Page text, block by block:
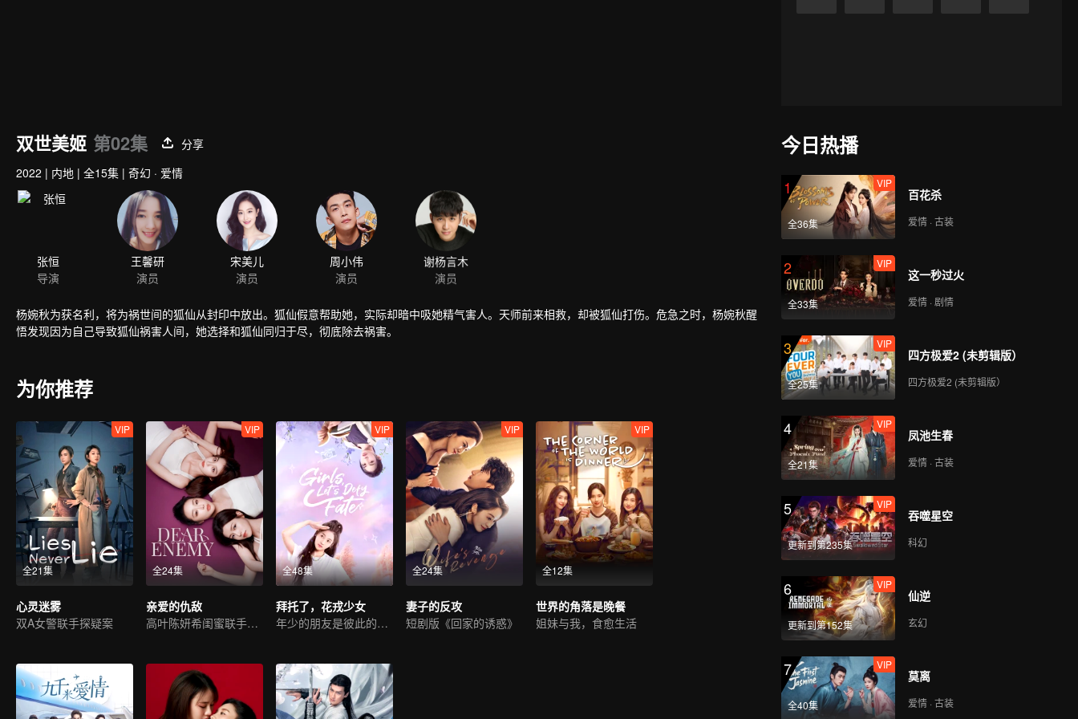
双世美姬 第02集
分享
2022 | 内地 | 全15集 | 奇幻 · 爱情
张恒
导演
王馨研
演员
宋美儿
演员
周小伟
演员
谢杨言木
演员
杨婉秋为获名利，将为祸世间的狐仙从封印中放出。狐仙假意帮助她，实际却暗中吸她精气害人。天师前来相救，却被狐仙打伤。危急之时，杨婉秋醒
悟发现因为自己导致狐仙祸害人间，她选择和狐仙同归于尽，彻底除去祸害。
为你推荐
全21集
VIP
心灵迷雾
双A女警联手探疑案
全24集
VIP
亲爱的仇敌
高叶陈妍希闺蜜联手复仇
全48集
VIP
拜托了，花戎少女
年少的朋友是彼此的收藏家
全24集
VIP
妻子的反攻
短剧版《回家的诱惑》
全12集
VIP
世界的角落是晚餐
姐妹与我，食愈生活
今日热播
1
全36集
VIP
百花杀
爱情 · 古装
2
全33集
VIP
这一秒过火
爱情 · 剧情
3
全25集
VIP
四方极爱2 (未剪辑版）
四方极爱2 (未剪辑版）
4
全21集
VIP
凤池生春
爱情 · 古装
5
更新到第235集
VIP
吞噬星空
科幻
6
更新到第152集
VIP
仙逆
玄幻
7
全40集
VIP
莫离
爱情 · 古装